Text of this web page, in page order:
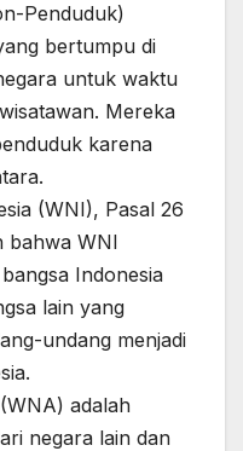
Penduduk)
bertumpu di
untuk waktu
Mereka
karena
(WNI), Pasal 26
bahwa WNI
Indonesia
lain yang
undang menjadi
adalah
negara lain dan